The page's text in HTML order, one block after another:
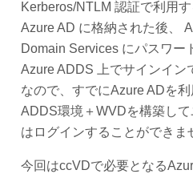
Kerberos/NTLM 認証で利用
Azure AD に格納された後、
Domain Services にパスワー
Azure ADDS 上でサインイン
なので、すでにAzure ADを
ADDS環境＋WVDを構築し
はログインすることができま
今回はccVDで必要となる